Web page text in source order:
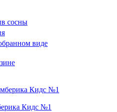
сосны
виде
Кидс №1